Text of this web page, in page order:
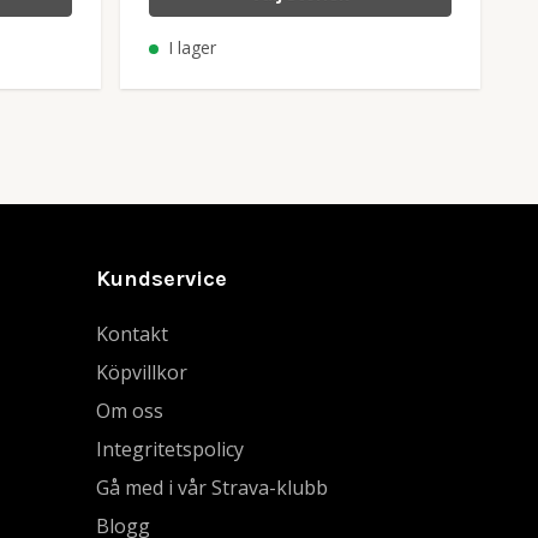
I lager
Kundservice
Kontakt
Köpvillkor
Om oss
Integritetspolicy
Gå med i vår Strava-klubb
Blogg